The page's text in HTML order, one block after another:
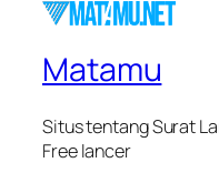
Matamu
Situs tentang Surat
Free lancer